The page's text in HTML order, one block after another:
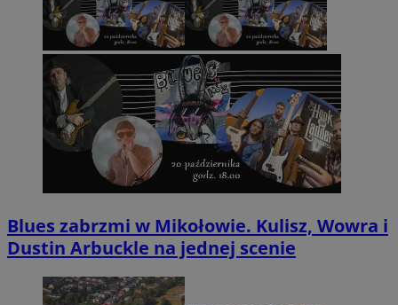
Blues zabrzmi w Mikołowie. Kulisz, Wowra i
Dustin Arbuckle na jednej scenie